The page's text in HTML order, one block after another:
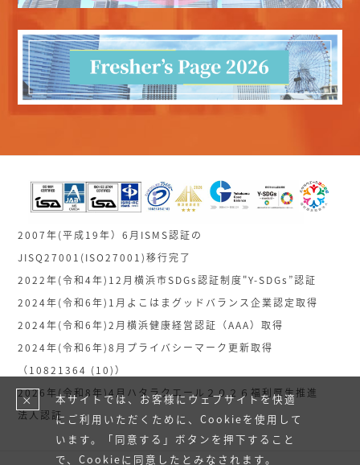
2007年(平成19年）6月ISMS認証の
JISQ27001(ISO27001)移行完了
2022年(令和4年)12月横浜市SDGs認証制度"Y-SDGs”認証
2024年(令和6年)1月よこはまグッドバランス企業認定取得
2024年(令和6年)2月横浜健康経営認証（AAA）取得
2024年(令和6年)8月プライバシーマーク更新取得
（10821364 (10)）
2026年(令和8年)4月ハタラクエール２０２６福利厚生推進
法人認証
×
本サイトでは、お客様にウェブサイトを快適
にご利用いただくために、Cookieを使用して
います。「同意する」ボタンを押下すること
で、Cookieに同意したとみなされます。